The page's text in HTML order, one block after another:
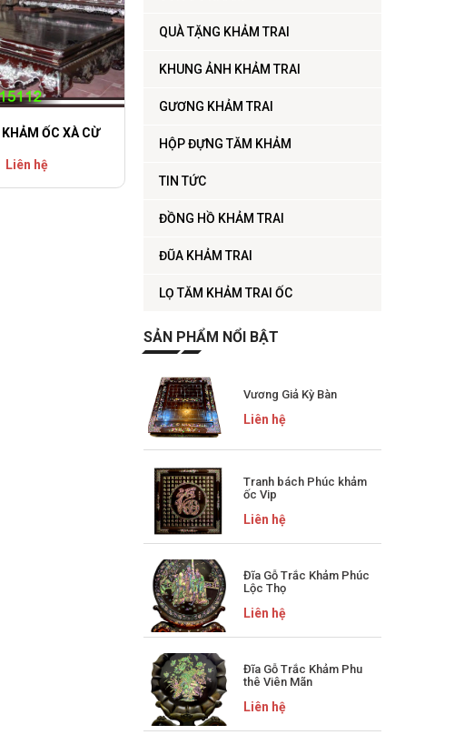
ỐC XÀ CỪ
Liên hệ
QUÀ TẶNG KHẢM TRAI
KHUNG ẢNH KHẢM TRAI
GƯƠNG KHẢM TRAI
HỘP ĐỰNG TĂM KHẢM
TIN TỨC
ĐỒNG HỒ KHẢM TRAI
ĐŨA KHẢM TRAI
LỌ TĂM KHẢM TRAI ỐC
SẢN PHẨM NỔI BẬT
Vương Giả Kỳ Bàn
Liên hệ
Tranh bách Phúc khảm
ốc Vip
Liên hệ
Đĩa Gỗ Trắc Khảm Phúc
Lộc Thọ
Liên hệ
Đĩa Gỗ Trắc Khảm Phu
thê Viên Mãn
Liên hệ